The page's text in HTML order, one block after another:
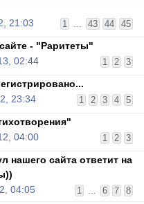
1 ... 43 44 45
21:03
- "Раритеты"
1 2 3
02:44
1 2 3 4 5
23:34
1 2 3
04:00
нашего сайта ответит на
1 ... 6 7 8
04:05